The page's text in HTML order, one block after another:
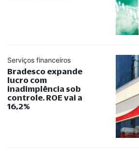
Serviços financeiros
Bradesco expande
lucro com
inadimplência sob
controle. ROE vai a
16,2%